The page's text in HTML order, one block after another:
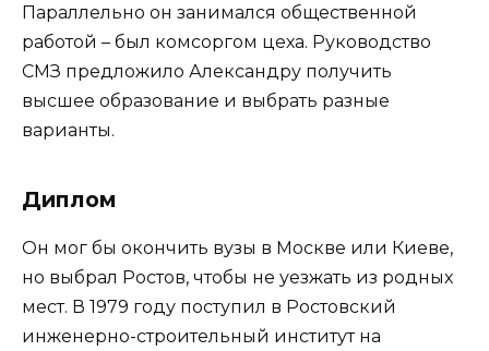
Параллельно он занимался общественной
работой – был комсоргом цеха. Руководство
СМЗ предложило Александру получить
высшее образование и выбрать разные
варианты.
Диплом
Он мог бы окончить вузы в Москве или Киеве,
но выбрал Ростов, чтобы не уезжать из родных
мест. В 1979 году поступил в Ростовский
инженерно-строительный институт на